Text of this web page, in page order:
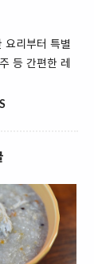
요리부터 특별
등 간편한 레